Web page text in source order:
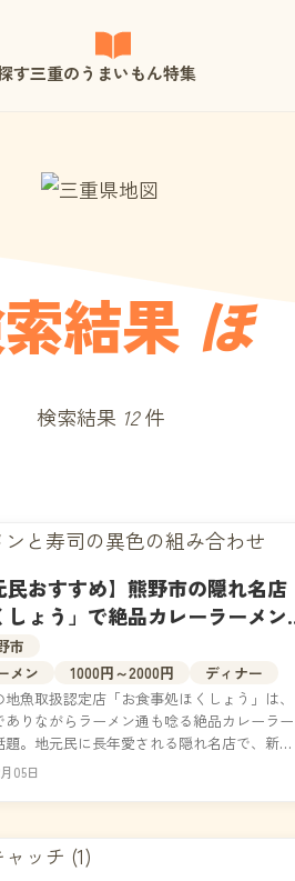
す三重のうまいもん特集
結果 ほ
検索結果 12件
民おすすめ】熊野市の隠れ名店
しょう」で絶品カレーラーメン
ンチを堪能！
市
メン
1000円～2000円
ディナー
魚取扱認定店「お食事処ほくしょう」は、
ありながらラーメン通も唸る絶品カレーラー
題。地元民に長年愛される隠れ名店で、新鮮
ンチと魚介出汁香る一杯を堪能しませんか？
05日